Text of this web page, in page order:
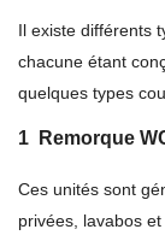
Il existe différents
chacune étant
quelques types
1 Remorque
Ces unités sont
privées, lavabos